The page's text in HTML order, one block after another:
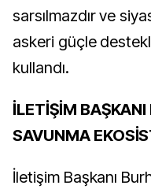
sarsılmazdır ve
askeri güçle
kullandı.
İLETİŞİM BAŞKANI
SAVUNMA
İletişim Başkanı